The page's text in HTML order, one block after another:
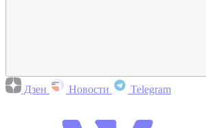
Дзен Новости Telegram